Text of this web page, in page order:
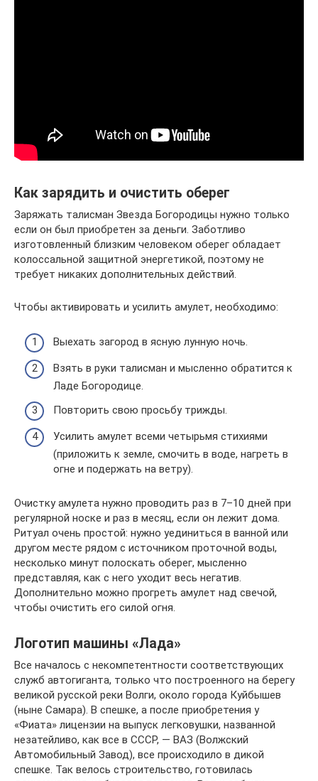
Как зарядить и очистить оберег
Заряжать талисман Звезда Богородицы нужно только
если он был приобретен за деньги. Заботливо
изготовленный близким человеком оберег обладает
колоссальной защитной энергетикой, поэтому не
требует никаких дополнительных действий.
Чтобы активировать и усилить амулет, необходимо:
Выехать загород в ясную лунную ночь.
Взять в руки талисман и мысленно обратится к
Ладе Богородице.
Повторить свою просьбу трижды.
Усилить амулет всеми четырьмя стихиями
(приложить к земле, смочить в воде, нагреть в
огне и подержать на ветру).
Очистку амулета нужно проводить раз в 7–10 дней при
регулярной носке и раз в месяц, если он лежит дома.
Ритуал очень простой: нужно уединиться в ванной или
другом месте рядом с источником проточной воды,
несколько минут полоскать оберег, мысленно
представляя, как с него уходит весь негатив.
Дополнительно можно прогреть амулет над свечой,
чтобы очистить его силой огня.
Логотип машины «Лада»
Все началось с некомпетентности соответствующих
служб автогиганта, только что построенного на берегу
великой русской реки Волги, около города Куйбышев
(ныне Самара). В спешке, а после приобретения у
«Фиата» лицензии на выпуск легковушки, названной
незатейливо, как все в СССР, — ВАЗ (Волжский
Автомобильный Завод), все происходило в дикой
спешке. Так велось строительство, готовилась